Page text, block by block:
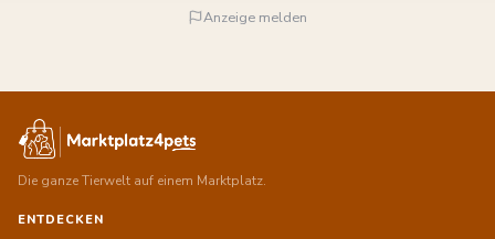
Anzeige melden
Die ganze Tierwelt auf einem Marktplatz.
ENTDECKEN